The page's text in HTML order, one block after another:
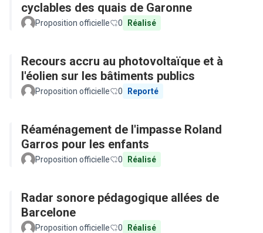
cyclables des quais de Garonne
Proposition officielle 0 Réalisé
Recours accru au photovoltaïque et à
l'éolien sur les bâtiments publics
Proposition officielle 0 Reporté
Réaménagement de l'impasse Roland
Garros pour les enfants
Proposition officielle 0 Réalisé
Radar sonore pédagogique allées de
Barcelone
Proposition officielle 0 Réalisé